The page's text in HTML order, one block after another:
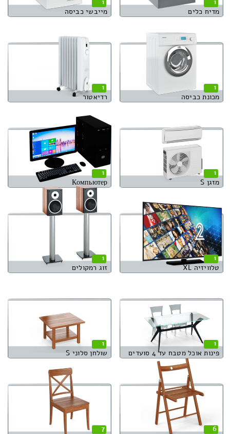
מדיח כלים מייבשי כביסה
1
מכונת כביסה
1
רדיאטור
1
מזגן S
1
Компьютер
1
טלוויזיה XL
1
זוג רמקולים
1
פינות אוכל מטבח עד 4 סועדים
1
שולחן סלוני S
6
7